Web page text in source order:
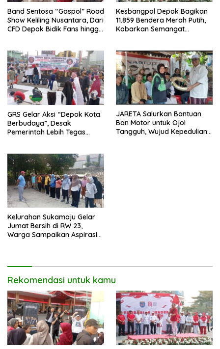
Band Sentosa “Gaspol” Road
Show Keliling Nusantara, Dari
CFD Depok Bidik Fans hingga
Kesbangpol Depok Bagikan
11.859 Bendera Merah Putih,
Kobarkan Semangat
GRS Gelar Aksi “Depok Kota
Berbudaya”, Desak
Pemerintah Lebih Tegas
JARETA Salurkan Bantuan
Ban Motor untuk Ojol
Tangguh, Wujud Kepedulian
Kelurahan Sukamaju Gelar
Jumat Bersih di RW 23,
Warga Sampaikan Aspirasi
Rekomendasi untuk kamu